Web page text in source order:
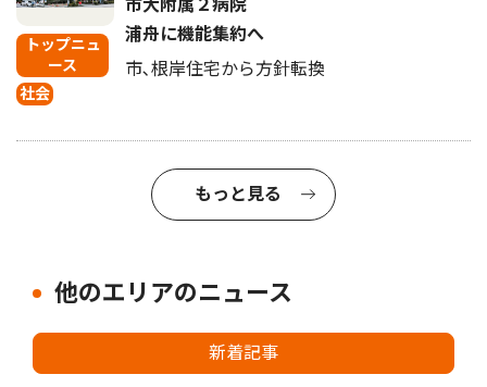
トップニュ
ース
社会
市大附属２病院
浦舟に機能集約へ
市､根岸住宅から方針転換
もっと見る
他のエリアのニュース
新着記事